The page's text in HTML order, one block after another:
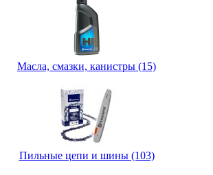
Масла, смазки, канистры (15)
Пильные цепи и шины (103)